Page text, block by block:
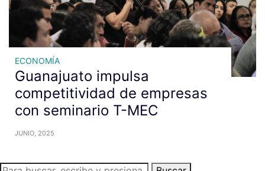
ECONOMÍA
Guanajuato impulsa
competitividad de empresas
con seminario T-MEC
JUNIO, 2025